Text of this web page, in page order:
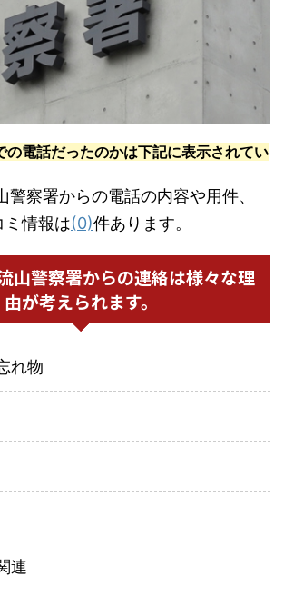
の電話だったのかは下記に表示されてい
警察署からの電話の内容や用件、
ミ情報は(0)件あります。
山警察署からの連絡は様々な理
由が考えられます。
れ物
連